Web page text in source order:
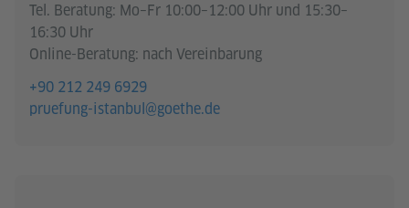
Tel. Beratung: Mo–Fr 10:00–12:00 Uhr und 15:30–
16:30 Uhr
Online-Beratung: nach Vereinbarung
+90 212 249 6929
pruefung-istanbul@goethe.de